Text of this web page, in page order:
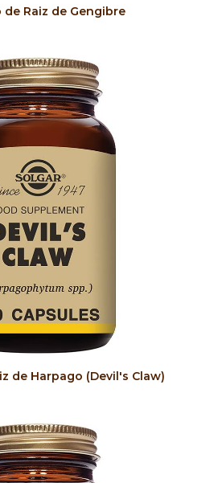
COMPRAR
de Raiz de Gengibre
COMPRAR
de Harpago (Devil's Claw)